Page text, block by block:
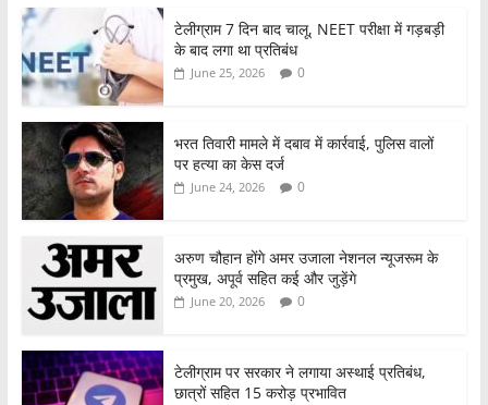
टेलीग्राम 7 दिन बाद चालू, NEET परीक्षा में गड़बड़ी
के बाद लगा था प्रतिबंध
June 25, 2026 0
भरत तिवारी मामले में दबाव में कार्रवाई, पुलिस वालों
पर हत्या का केस दर्ज
June 24, 2026 0
अरुण चौहान होंगे अमर उजाला नेशनल न्यूजरूम के
प्रमुख, अपूर्व सहित कई और जुड़ेंगे
June 20, 2026 0
टेलीग्राम पर सरकार ने लगाया अस्थाई प्रतिबंध,
छात्रों सहित 15 करोड़ प्रभावित